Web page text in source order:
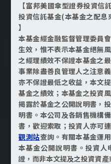
【富邦美國傘型證券投資信
投資信託基金(本基金之配息
】
本基金經金融監督管理委員
生效，惟不表示本基金絕無
之經理績效不保證本基金之
事業除盡善良管理人之注意
亦不保證最低之收益，本文
基金之績效；本基金之投資
揭露於基金之公開說明書，
明書。本公司及各銷售機構
書，歡迎索取；投資人亦可
觀測站查詢。有關本基金運
本基金公開說明書。投資人
證，而非本文提及之投資資